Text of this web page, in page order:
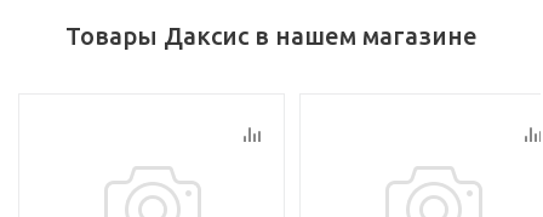
Товары Даксис в нашем магазине